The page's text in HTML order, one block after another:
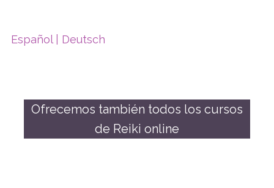
Español | Deutsch
Ofrecemos también todos los cursos
de Reiki online